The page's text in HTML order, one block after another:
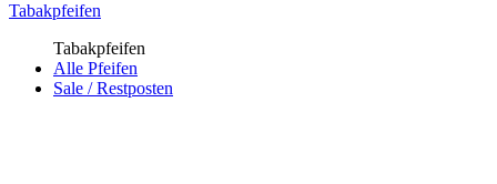
Tabakpfeifen
Tabakpfeifen
Alle Pfeifen
Sale / Restposten